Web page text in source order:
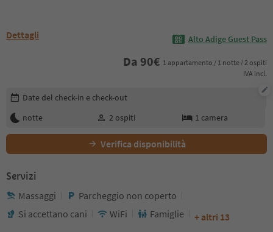
Dettagli Alto Adige Guest Pass
Da 90€ 1 appartamento / 1 notte / 2 ospiti
IVA incl.
Modifica i dettagli della prenotazione
Date del check-in e check-out
notte
2 ospiti 1 camera
Verifica disponibilità
Servizi
Massaggi
Parcheggio non coperto
Si accettano cani
WiFi Famiglie + altri 13